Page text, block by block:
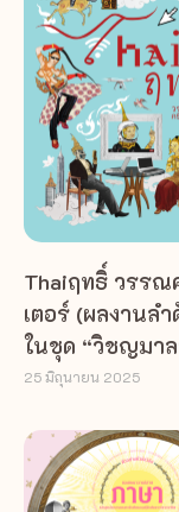
Thaiฤทธิ์ วรรณ
เตอร์ (ผลงานล
ในชุด “วิชญมาล
25 มิถุนายน 2025